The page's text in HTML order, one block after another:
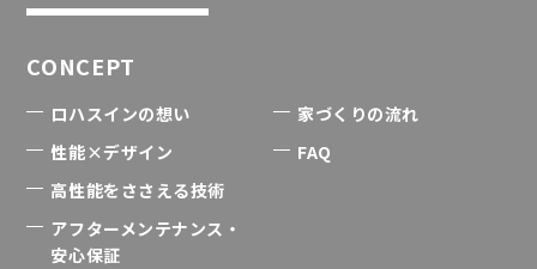
CONCEPT
ロハスインの想い
性能×デザイン
高性能をささえる技術
アフターメンテナンス・
安心保証
家づくりの流れ
FAQ